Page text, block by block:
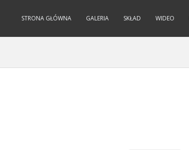
STRONA GŁÓWNA GALERIA SKŁAD WIDEO